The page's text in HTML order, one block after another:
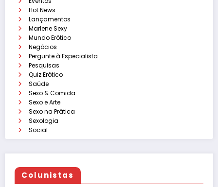
Hot News
Lançamentos
Marlene Sexy
Mundo Erótico
Negócios
Pergunte à Especialista
Pesquisas
Quiz Erótico
Saúde
Sexo & Comida
Sexo e Arte
Sexo na Prática
Sexologia
Social
Colunistas